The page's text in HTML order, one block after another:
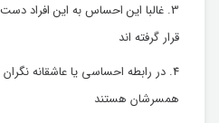
غالبا این احساس به این افراد
قرار گرفته اند
در رابطه احساسی یا عاشقانه
همسرشان هستند